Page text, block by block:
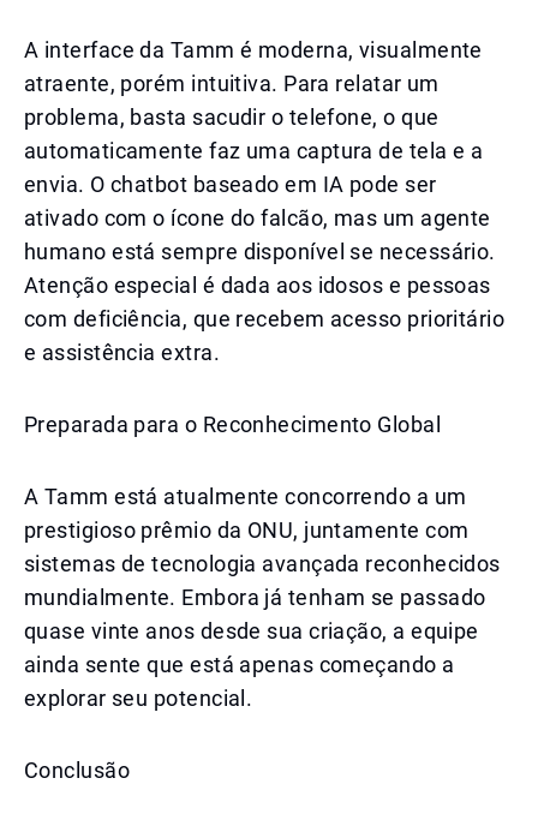
A interface da Tamm é moderna, visualmente
atraente, porém intuitiva. Para relatar um
problema, basta sacudir o telefone, o que
automaticamente faz uma captura de tela e a
envia. O chatbot baseado em IA pode ser
ativado com o ícone do falcão, mas um agente
humano está sempre disponível se necessário.
Atenção especial é dada aos idosos e pessoas
com deficiência, que recebem acesso prioritário
e assistência extra.
Preparada para o Reconhecimento Global
A Tamm está atualmente concorrendo a um
prestigioso prêmio da ONU, juntamente com
sistemas de tecnologia avançada reconhecidos
mundialmente. Embora já tenham se passado
quase vinte anos desde sua criação, a equipe
ainda sente que está apenas começando a
explorar seu potencial.
Conclusão